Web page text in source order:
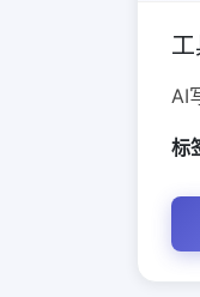
AI
标